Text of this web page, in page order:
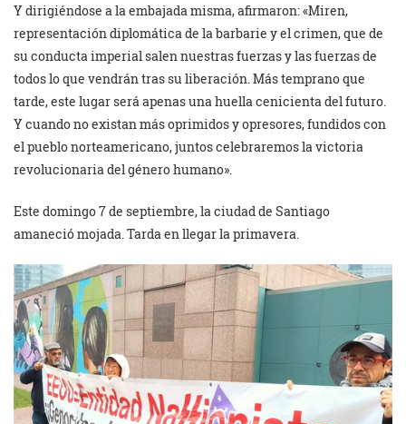
Y dirigiéndose a la embajada misma, afirmaron: «Miren,
representación diplomática de la barbarie y el crimen, que de
su conducta imperial salen nuestras fuerzas y las fuerzas de
todos lo que vendrán tras su liberación. Más temprano que
tarde, este lugar será apenas una huella cenicienta del futuro.
Y cuando no existan más oprimidos y opresores, fundidos con
el pueblo norteamericano, juntos celebraremos la victoria
revolucionaria del género humano».
Este domingo 7 de septiembre, la ciudad de Santiago
amaneció mojada. Tarda en llegar la primavera.